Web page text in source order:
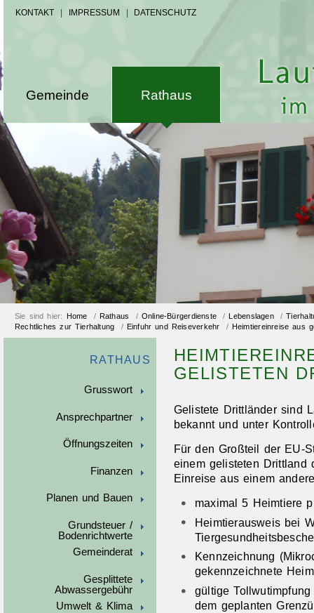
KONTAKT IMPRESSUM DATENSCHUTZ
Gemeinde Rathaus
Sie sind hier: Home / Rathaus / Online-Bürgerdienste / Lebenslagen /
Rechtliches zur Tierhaltung
/ Einfuhr und Reiseverkehr / Heimtiereinreise aus
RATHAUS
Grusswort
Ansprechpartner
Öffnungszeiten
Finanzen
Planen und Bauen
Grundsteuer /
Bodenrichtwerte
Gemeinderat
Gesplittete
Abwassergebühr
Umwelt & Klima
GELISTETEN
Gelistete Drittländer sind
bekannt und unter
Für den Großteil der EU-
einem gelisteten
Einreise aus einem
maximal 5 Heimtiere
Heimtierausweis bei
Kennzeichnung
gekennzeichnete
gültige
dem geplanten